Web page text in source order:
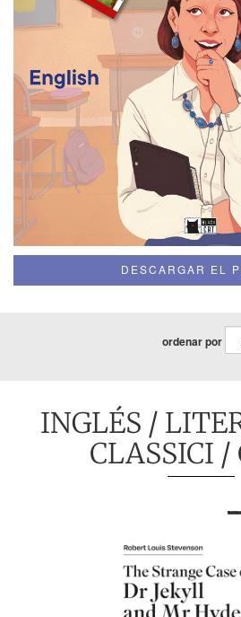
DESCARGAR EL
ordenar por
INGLÉS /
CLASSICI /